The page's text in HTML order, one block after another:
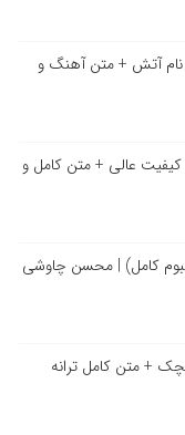
نام آتش + متن آهنگ و
کیفیت عالی + متن کامل و
کامل) | محسن چاوشی
+ متن کامل ترانه